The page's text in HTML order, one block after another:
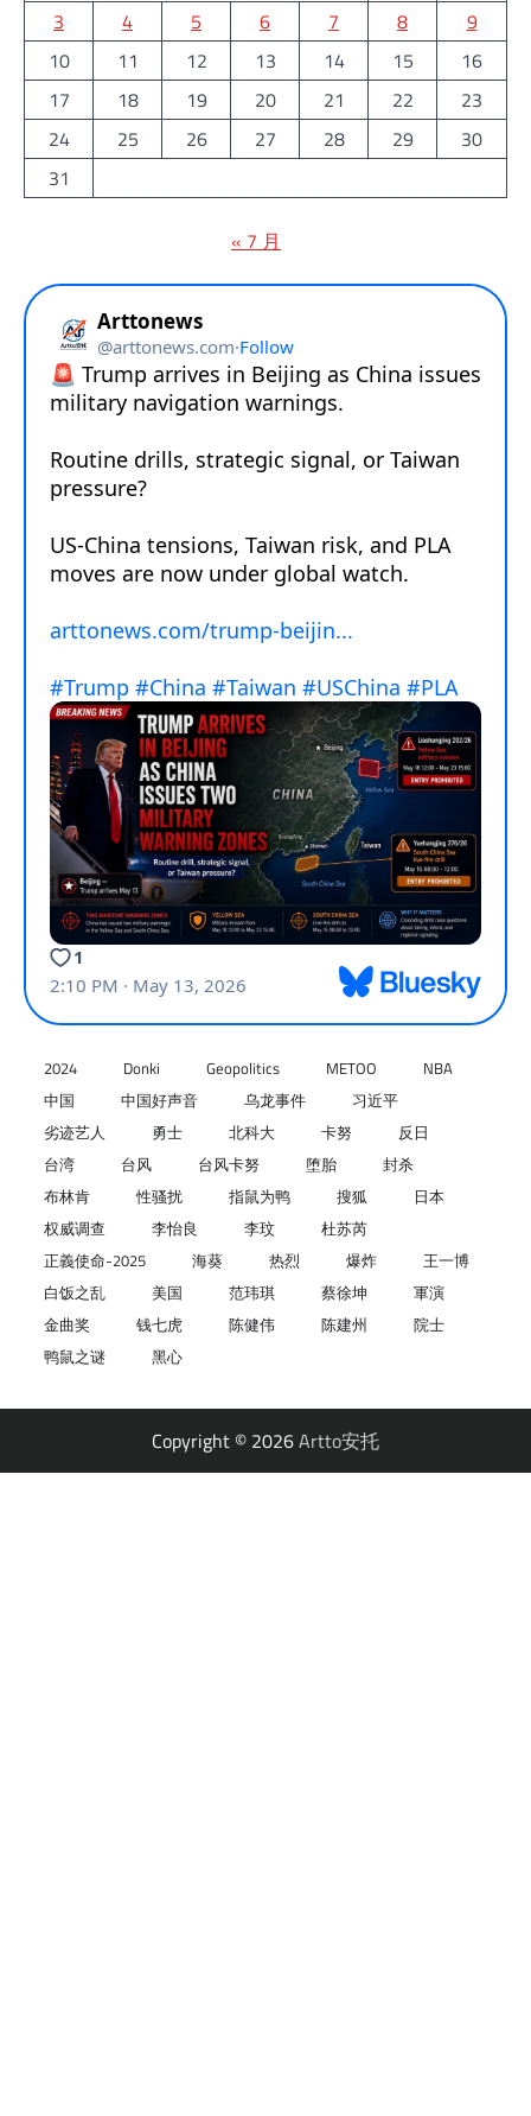
3
4 5 6 7 8
9
10
11 12 13 14 15
16
17
18 19 20 21 22
23
24
25 26 27 28 29
30
31
« 7 月
2024 Donki Geopolitics METOO
NBA
中国
中国好声音 乌龙事件
习近平
劣迹艺人
勇士 北科大 卡努
反日
台湾
台风 台风卡努 堕胎
封杀
布林肯
性骚扰 指鼠为鸭 搜狐
日本
权威调查
李怡良 李玟
杜苏芮
正義使命-2025
海葵 热烈 爆炸
王一博
白饭之乱
美国 范玮琪 蔡徐坤
軍演
金曲奖
钱七虎 陈健伟 陈建州
院士
鸭鼠之谜
黑心
Copyright © 2026Artto安托